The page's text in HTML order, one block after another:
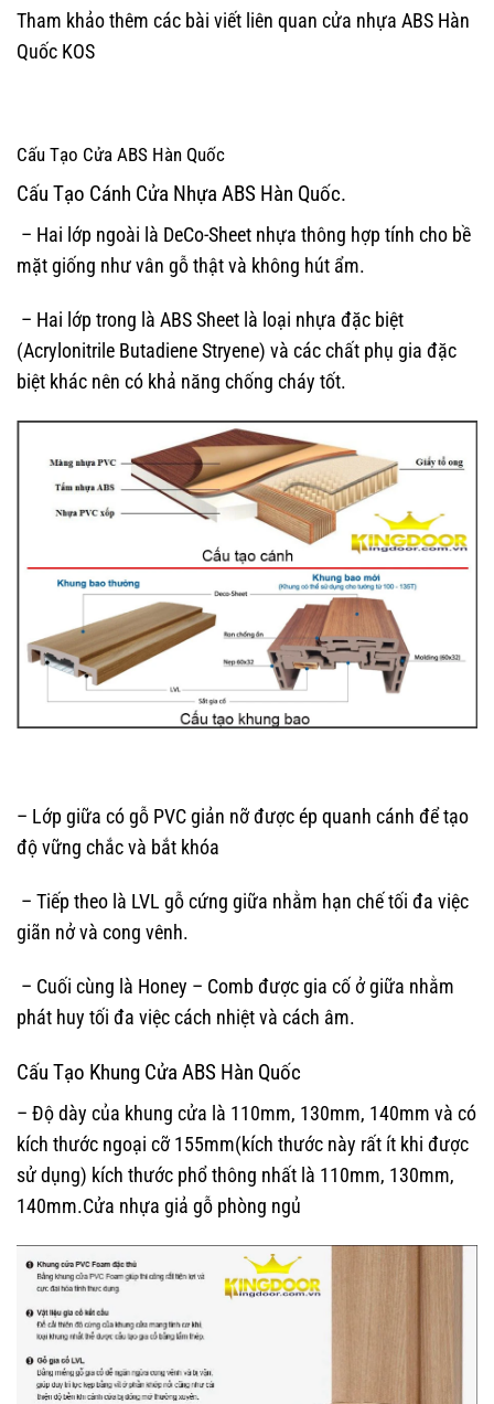
Tham khảo thêm các bài viết liên quan cửa nhựa ABS Hàn
Quốc KOS
Cấu Tạo Cửa ABS Hàn Quốc
Cấu Tạo Cánh Cửa Nhựa ABS Hàn Quốc.
– Hai lớp ngoài là DeCo-Sheet nhựa thông hợp tính cho bề
mặt giống như vân gỗ thật và không hút ẩm.
– Hai lớp trong là ABS Sheet là loại nhựa đặc biệt
(Acrylonitrile Butadiene Stryene) và các chất phụ gia đặc
biệt khác nên có khả năng chống cháy tốt.
– Lớp giữa có gỗ PVC giản nỡ được ép quanh cánh để tạo
độ vững chắc và bắt khóa
– Tiếp theo là LVL gỗ cứng giữa nhằm hạn chế tối đa việc
giãn nở và cong vênh.
– Cuối cùng là Honey – Comb được gia cố ở giữa nhằm
phát huy tối đa việc cách nhiệt và cách âm.
Cấu Tạo Khung Cửa ABS Hàn Quốc
– Độ dày của khung cửa là 110mm, 130mm, 140mm và có
kích thước ngoại cỡ 155mm(kích thước này rất ít khi được
sử dụng) kích thước phổ thông nhất là 110mm, 130mm,
140mm.Cửa nhựa giả gỗ phòng ngủ